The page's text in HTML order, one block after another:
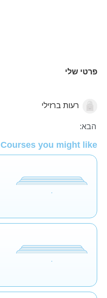
פרטי שלי
צרכים מיוחדים
רעות ברזילי
הבא:
Courses you might like